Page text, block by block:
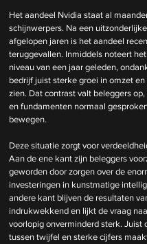
Het aandeel Nvidia staat al
schijnwerpers. Na een
afgelopen jaren is het aandeel
teruggevallen. Inmiddels noteert
niveau van een jaar geleden,
bedrijf juist sterke groei in omzet
zien. Dat contrast valt beleggers
en fundamenten normaal
bewegen.
Deze situatie zorgt voor
Aan de ene kant zijn beleggers
geworden door zorgen over de
investeringen in kunstmatige
andere kant blijven de resultaten
indrukwekkend en lijkt de vraag
voorlopig onverminderd sterk. Juist
tussen twijfel en sterke cijfers